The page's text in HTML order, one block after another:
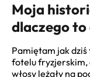
Moja
dlaczego to
Pamiętam jak
fotelu fryzjerskim,
włosy leżały na